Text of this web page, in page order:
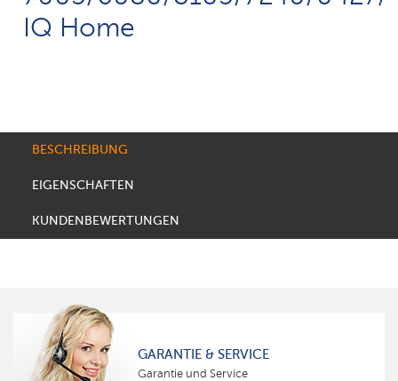
IQ Home
BESCHREIBUNG
EIGENSCHAFTEN
KUNDENBEWERTUNGEN
GARANTIE & SERVICE
Garantie und Service